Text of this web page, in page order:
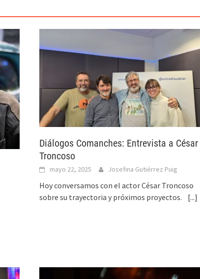
Diálogos Comanches: Entrevista a César
Troncoso
mayo 22, 2025 Josefina Gutiérrez Puig
Hoy conversamos con el actor César Troncoso
sobre su trayectoria y próximos proyectos. [...]